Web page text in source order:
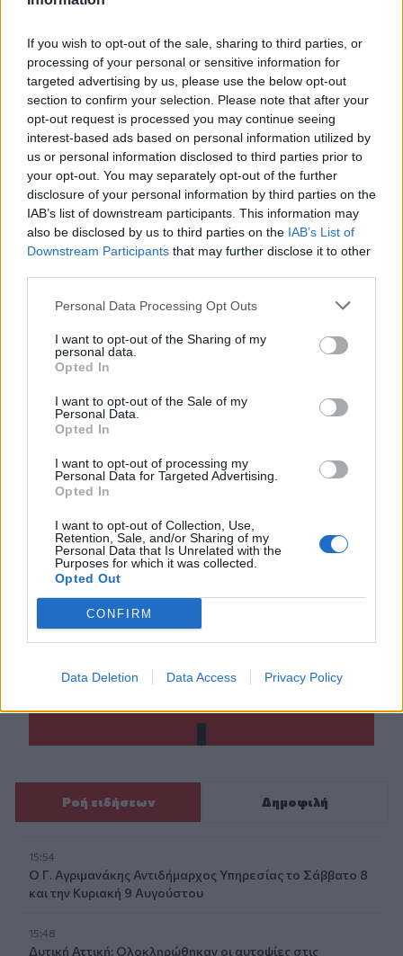
If you wish to opt-out of the sale, sharing to third parties, or
processing of your personal or sensitive information for
targeted advertising by us, please use the below opt-out
section to confirm your selection. Please note that after your
opt-out request is processed you may continue seeing
interest-based ads based on personal information utilized by
us or personal information disclosed to third parties prior to
your opt-out. You may separately opt-out of the further
disclosure of your personal information by third parties on the
IAB’s list of downstream participants. This information may
also be disclosed by us to third parties on the IAB’s List of
Downstream Participants that may further disclose it to other
Personal Data Processing Opt Outs
I want to opt-out of the Sharing of my
personal data.
Opted In
I want to opt-out of the Sale of my
Personal Data.
Opted In
I want to opt-out of processing my
Personal Data for Targeted Advertising.
Opted In
I want to opt-out of Collection, Use,
Retention, Sale, and/or Sharing of my
Personal Data that Is Unrelated with the
Purposes for which it was collected.
Opted Out
CONFIRM
Data Deletion Data Access Privacy Policy
κατά του Ισραήλ
Πηγή:cnn.gr
Ακολουθήστε το Cretalive στοGoogle News
στο Facebook
Κάντε εγγραφή στο κανάλι μας στοYouTube
ΣΧΕΤΙΚΆ TAGS
Ιράν Ισραήλ Πυρηνικά
Γίνε ο ρεπόρτερ του CRETALIVE
Ροή ειδήσεων Δημοφιλή
15:54
Ο Γ. Αγριμανάκης Αντιδήμαρχος Υπηρεσίας το Σάββατο 8
και την Κυριακή 9 Αυγούστου
15:48
Δυτική Αττική: Ολοκληρώθηκαν οι αυτοψίες στις